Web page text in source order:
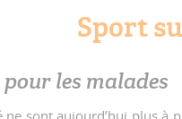
Sport
les malades
sont aujourd’hui plus à